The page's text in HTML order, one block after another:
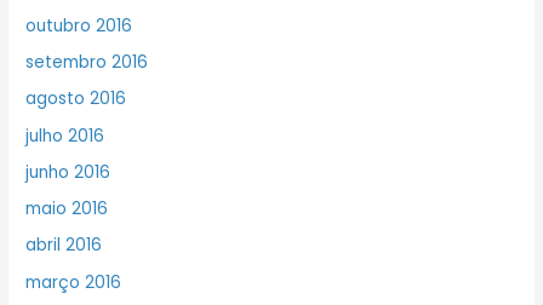
outubro 2016
setembro 2016
agosto 2016
julho 2016
junho 2016
maio 2016
abril 2016
março 2016